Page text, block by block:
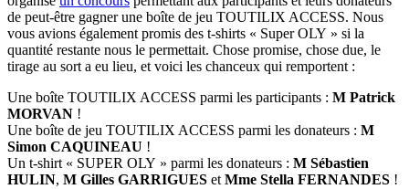
de peut-être gagner une boîte de jeu TOUTILIX ACCESS. Nous
vous avions également promis des t-shirts « Super OLY » si la
quantité restante nous le permettait. Chose promise, chose due, le
tirage au sort a eu lieu, et voici les chanceux qui remportent :
Une boîte TOUTILIX ACCESS parmi les participants : M Patrick
MORVAN !
Une boîte de jeu TOUTILIX ACCESS parmi les donateurs : M
Simon CAQUINEAU !
Un t-shirt « SUPER OLY » parmi les donateurs : M Sébastien
HULIN, M Gilles GARRIGUES et Mme Stella FERNANDES !